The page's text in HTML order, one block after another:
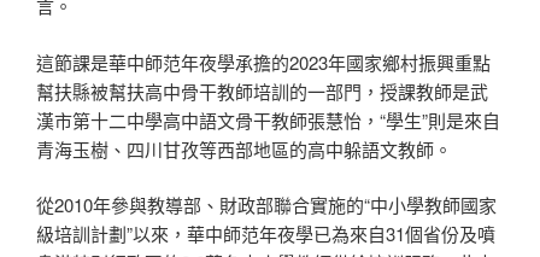
言。
這節課是華中師范年夜學承擔的2023年國家鄉村振興重點
幫扶縣被幫扶高中骨干教師培訓的一部門，授課教師是武
漢市第十二中學高中語文骨干教師張慧怡，“學生”則是來自
青海玉樹、四川甘孜等西部地區的高中躲語文教師。
從2010年參與教導部、財政部聯合實施的“中小學教師國家
級培訓計劃”以來，華中師范年夜學已為來自31個省份及噴